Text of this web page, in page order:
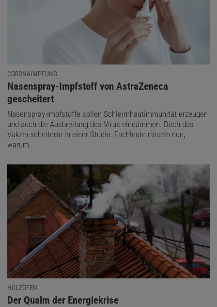
CORONAIMPFUNG
:
Nasenspray-Impfstoff von AstraZeneca
gescheitert
Nasenspray-Impfstoffe sollen Schleimhautimmunität erzeugen
und auch die Ausbreitung des Virus eindämmen. Doch das
Vakzin scheiterte in einer Studie. Fachleute rätseln nun,
warum.
HOLZÖFEN
:Der Qualm der Energiekrise